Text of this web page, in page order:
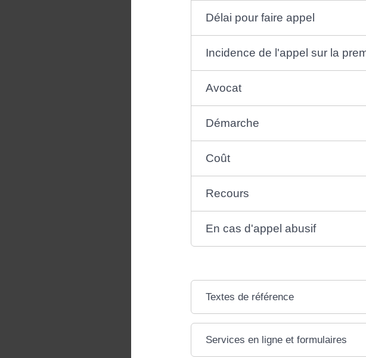
Délai pour faire appel
Incidence de l'appel sur la
Avocat
Démarche
Coût
Recours
En cas d'appel abusif
Textes de référence
Services en ligne et formulaires